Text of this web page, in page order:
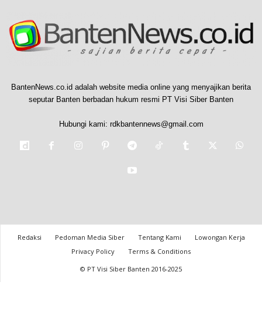
BantenNews.co.id adalah website media online yang menyajikan berita
seputar Banten berbadan hukum resmi PT Visi Siber Banten
Hubungi kami: rdkbantennews@gmail.com
Redaksi Pedoman Media Siber Tentang Kami
Lowongan Kerja
Privacy Policy
Terms & Conditions
© PT Visi Siber Banten 2016-2025